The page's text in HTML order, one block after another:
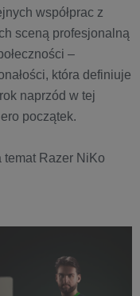
współprac z
sceną profesjonalną
–
która definiuje
naprzód w tej
początek.
Razer NiKo